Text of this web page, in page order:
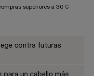
superiores a 30 €
contra futuras
para un cabello más